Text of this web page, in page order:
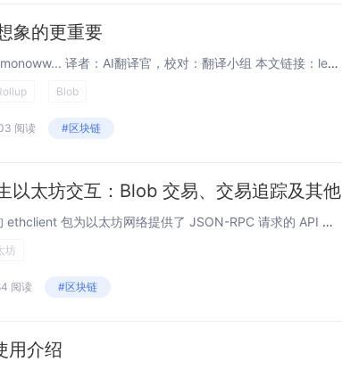
象的更重要
原文链接：x.com/paramonoww... 译者：AI翻译官，校对：翻译小组 本文链接：learnblockchain.cn/article… 大多数人将数据可用性层视为用户和应用访问数据的临时存...
Blob
阅读 #区块链
以太坊交互：Blob 交易、交易追踪及其他
Go-Ethereum (Geth) 的 ethclient 包为以太坊网络提供了 JSON-RPC 请求的 API 封装，类似于 web3.js 和 ethers.js。 然而，JSON-RPC 的某些功能（如交易追踪）并未在 ethc...
坊
阅读 #区块链
用介绍